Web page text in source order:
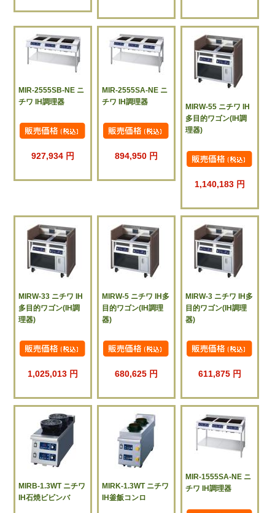
MIR-2555SB-NE ニ
チワ IH調理器
927,934 円
MIR-2555SA-NE ニ
チワ IH調理器
894,950 円
MIRW-55 ニチワ IH
多目的ワゴン(IH調
理器)
1,140,183 円
MIRW-33 ニチワ IH
多目的ワゴン(IH調
理器)
1,025,013 円
MIRW-5 ニチワ IH多
目的ワゴン(IH調理
器)
680,625 円
MIRW-3 ニチワ IH多
目的ワゴン(IH調理
器)
611,875 円
MIRB-1.3WT ニチワ
IH石焼ビビンバ
MIRK-1.3WT ニチワ
IH釜飯コンロ
MIR-1555SA-NE ニ
チワ IH調理器